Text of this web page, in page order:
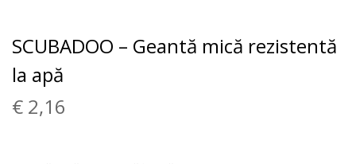
SCUBADOO – Geantă mică rezistentă
la apă
€ 2,16